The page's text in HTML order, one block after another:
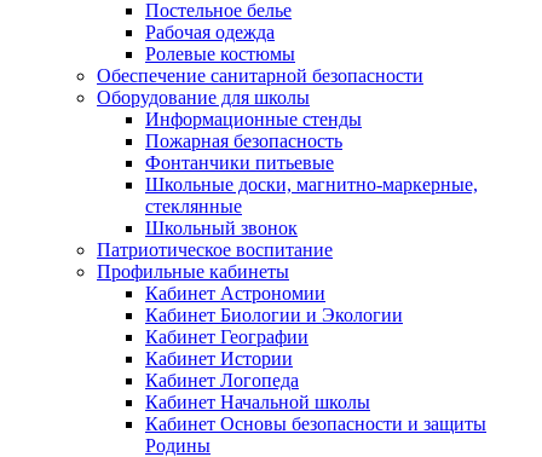
Постельное белье
Рабочая одежда
Ролевые костюмы
Обеспечение санитарной безопасности
Оборудование для школы
Информационные стенды
Пожарная безопасность
Фонтанчики питьевые
Школьные доски, магнитно-маркерные,
стеклянные
Школьный звонок
Патриотическое воспитание
Профильные кабинеты
Кабинет Астрономии
Кабинет Биологии и Экологии
Кабинет Географии
Кабинет Истории
Кабинет Логопеда
Кабинет Начальной школы
Кабинет Основы безопасности и защиты
Родины